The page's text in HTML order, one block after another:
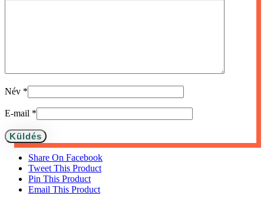
Név *
E-mail *
Share On Facebook
Tweet This Product
Pin This Product
Email This Product